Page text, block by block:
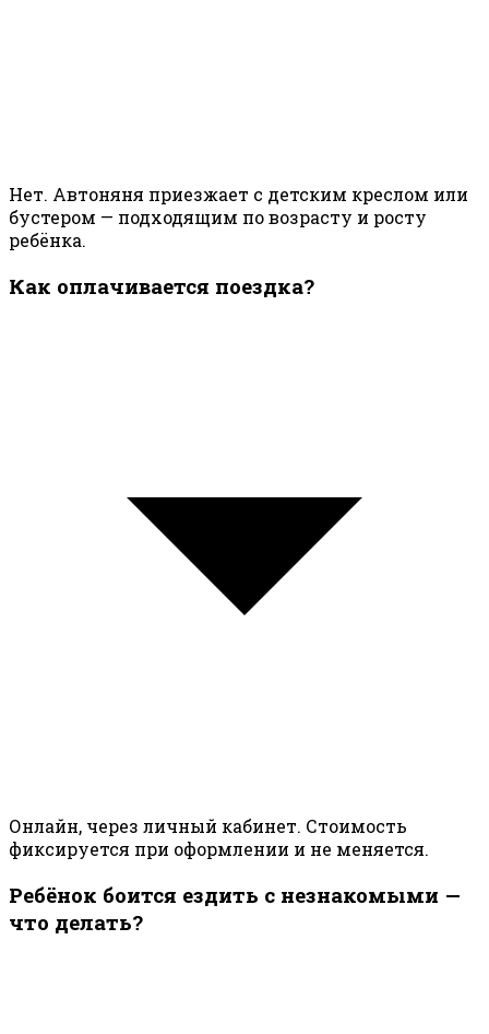
Нет. Автоняня приезжает с детским креслом или
бустером — подходящим по возрасту и росту
ребёнка.
Как оплачивается поездка?
Онлайн, через личный кабинет. Стоимость
фиксируется при оформлении и не меняется.
Ребёнок боится ездить с незнакомыми —
что делать?